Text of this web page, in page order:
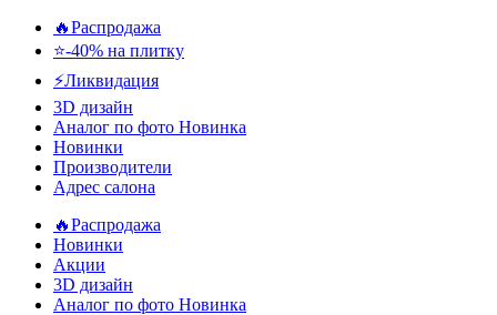
🔥Распродажа
⭐-40% на плитку
⚡️Ликвидация
3D дизайн
Аналог по фото Новинка
Новинки
Производители
Адрес салона
🔥Распродажа
Новинки
Акции
3D дизайн
Аналог по фото Новинка